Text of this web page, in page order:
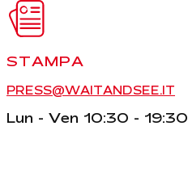
STAMPA
PRESS@WAITANDSEE.IT
Lun - Ven 10:30 - 19:30